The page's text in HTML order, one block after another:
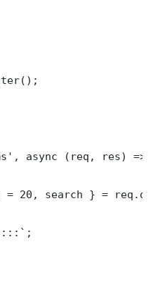
async (req, res) =>
20, search } =